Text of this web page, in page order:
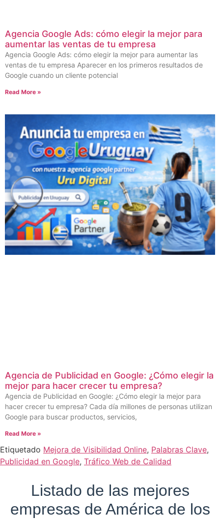
Agencia Google Ads: cómo elegir la mejor para
aumentar las ventas de tu empresa
Agencia Google Ads: cómo elegir la mejor para aumentar las
ventas de tu empresa Aparecer en los primeros resultados de
Google cuando un cliente potencial
Read More »
Agencia de Publicidad en Google: ¿Cómo elegir la
mejor para hacer crecer tu empresa?
Agencia de Publicidad en Google: ¿Cómo elegir la mejor para
hacer crecer tu empresa? Cada día millones de personas utilizan
Google para buscar productos, servicios,
Read More »
Etiquetado Mejora de Visibilidad Online, Palabras Clave,
Publicidad en Google, Tráfico Web de Calidad
Listado de las mejores
empresas de América de los